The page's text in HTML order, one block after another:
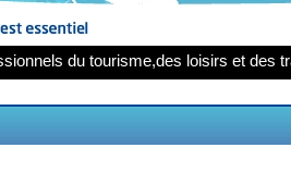
du tourisme,des loisirs et des